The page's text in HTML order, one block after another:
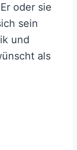
oder sie
sein
und
als